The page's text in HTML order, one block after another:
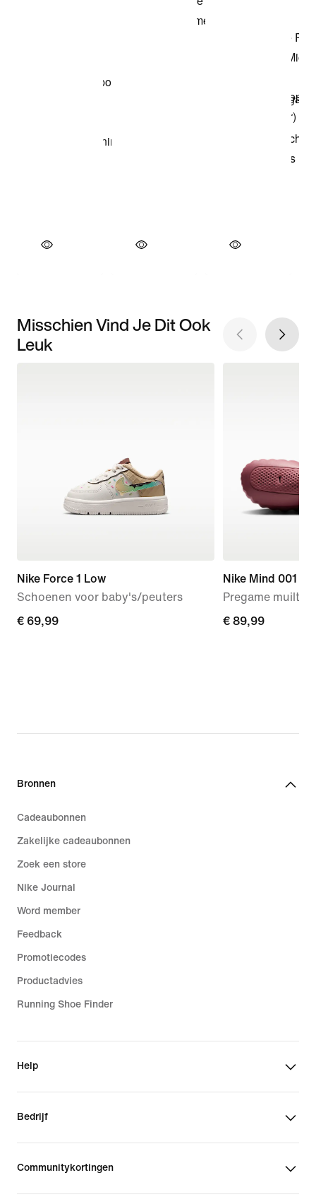
Misschien Vind Je Dit Ook
Leuk
Nike Force 1 Low
Schoenen voor baby's/peuters
€ 69,99
€ 69,99
Nike Mind 001
Pregame
€ 89,99
€ 89,99
Bronnen
Cadeaubonnen
Zakelijke cadeaubonnen
Zoek een store
Nike Journal
Word member
Feedback
Promotiecodes
Productadvies
Running Shoe Finder
Help
Bedrijf
Communitykortingen